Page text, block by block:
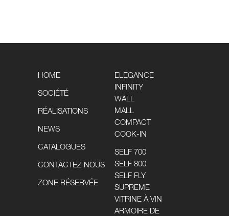
HOME
SOCIÉTÉ
RÉALISATIONS
NEWS
CATALOGUES
CONTACTEZ NOUS
ZONE RÉSERVÉE
ELEGANCE
INFINITY
WALL
MALL
COMPACT
COOK-IN
SELF 700
SELF 800
SELF FLY
SUPREME
VITRINE À VIN
ARMOIRE DE